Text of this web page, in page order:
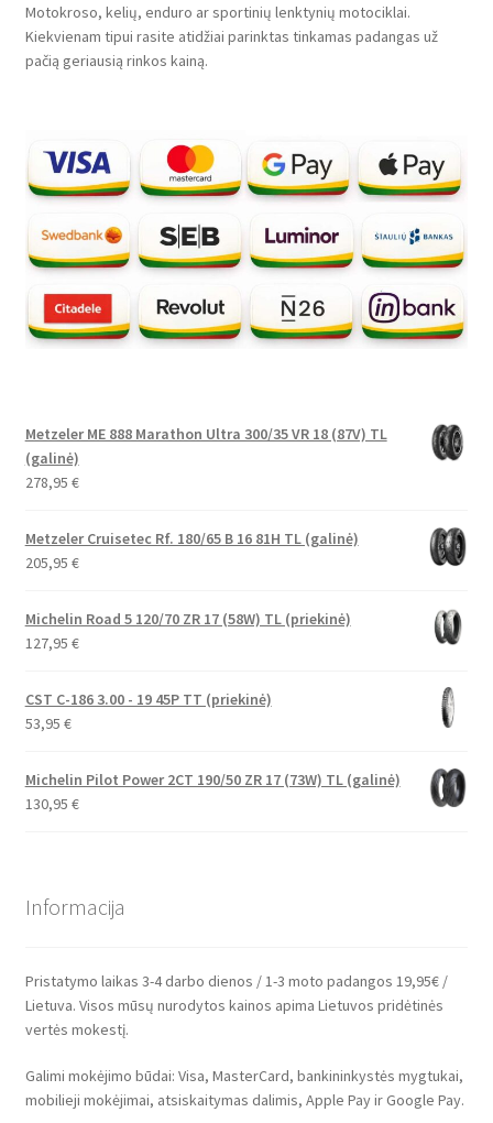
Motokroso, kelių, enduro ar sportinių lenktynių motociklai.
Kiekvienam tipui rasite atidžiai parinktas tinkamas padangas už
pačią geriausią rinkos kainą.
Metzeler ME 888 Marathon Ultra 300/35 VR 18 (87V) TL
(galinė)
278,95 €
Metzeler Cruisetec Rf. 180/65 B 16 81H TL (galinė)
205,95 €
Michelin Road 5 120/70 ZR 17 (58W) TL (priekinė)
127,95 €
CST C-186 3.00 - 19 45P TT (priekinė)
53,95 €
Michelin Pilot Power 2CT 190/50 ZR 17 (73W) TL (galinė)
130,95 €
Informacija
Pristatymo laikas 3-4 darbo dienos / 1-3 moto padangos 19,95€ /
Lietuva. Visos mūsų nurodytos kainos apima Lietuvos pridėtinės
vertės mokestį.
Galimi mokėjimo būdai: Visa, MasterCard, bankininkystės mygtukai,
mobilieji mokėjimai, atsiskaitymas dalimis, Apple Pay ir Google Pay.